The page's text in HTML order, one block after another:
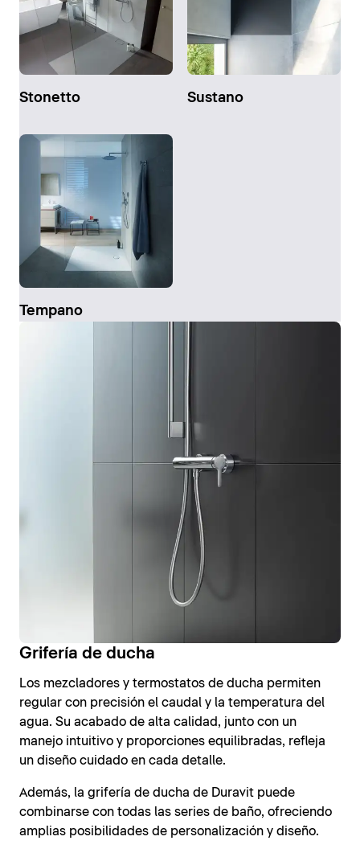
Stonetto Sustano
Tempano
Grifería de ducha
Los mezcladores y termostatos de ducha permiten
regular con precisión el caudal y la temperatura del
agua. Su acabado de alta calidad, junto con un
manejo intuitivo y proporciones equilibradas, refleja
un diseño cuidado en cada detalle.
Además, la grifería de ducha de Duravit puede
combinarse con todas las series de baño, ofreciendo
amplias posibilidades de personalización y diseño.